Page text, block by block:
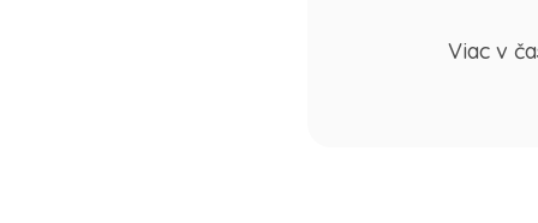
Viac v